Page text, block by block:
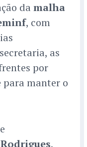
da malha
, com
as
por
para manter o
,